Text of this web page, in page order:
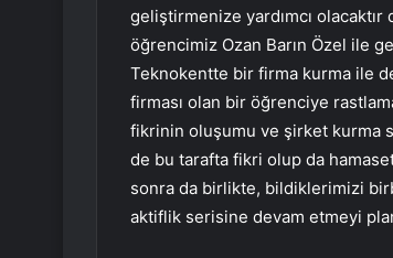
geliştirmenize yardımcı
öğrencimiz Ozan Barın Özel ile
Teknokentte bir firma kurma ile
firması olan bir öğrenciye
fikrinin oluşumu ve şirket kurma
de bu tarafta fikri olup da
sonra da birlikte, bildiklerimizi
aktiflik serisine devam etmeyi